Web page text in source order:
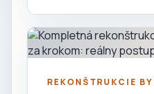
REKONŠTRUKCIE